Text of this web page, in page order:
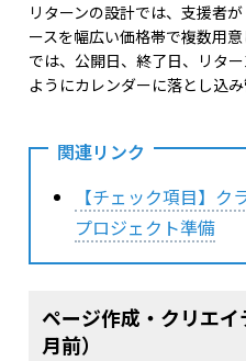
リターンの設計では、支援者
ースを幅広い価格帯で複数用
では、公開日、終了日、リタ
ようにカレンダーに落とし込み
関連リンク
【チェック項目】ク
プロジェクト準備
ページ作成・クリエ
月前）